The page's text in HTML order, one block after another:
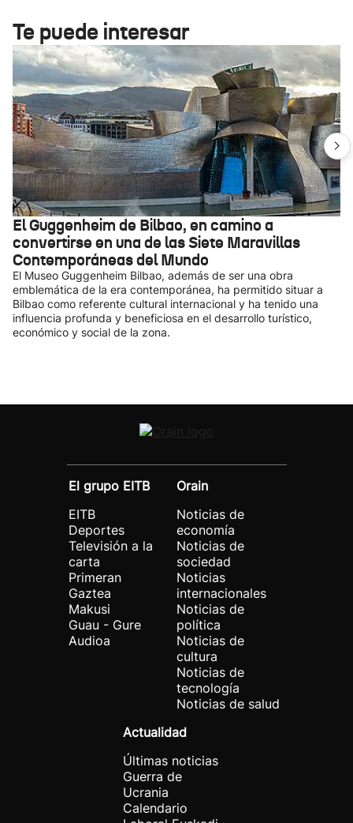
Te puede interesar
El Guggenheim de Bilbao, en camino a
convertirse en una de las Siete Maravillas
Contemporáneas del Mundo
El Museo Guggenheim Bilbao, además de ser una obra
emblemática de la era contemporánea, ha permitido situar a
Bilbao como referente cultural internacional y ha tenido una
influencia profunda y beneficiosa en el desarrollo turístico,
económico y social de la zona.
El grupo EITB
EITB
Deportes
Televisión a la
carta
Primeran
Gaztea
Makusi
Guau - Gure
Audioa
Orain
Noticias de
economía
Noticias de
sociedad
Noticias
internacionales
Noticias de
política
Noticias de
cultura
Noticias de
tecnología
Noticias de salud
Actualidad
Últimas noticias
Guerra de
Ucrania
Calendario